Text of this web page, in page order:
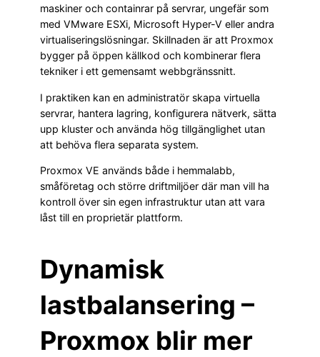
maskiner och containrar på servrar, ungefär som
med VMware ESXi, Microsoft Hyper-V eller andra
virtualiseringslösningar. Skillnaden är att Proxmox
bygger på öppen källkod och kombinerar flera
tekniker i ett gemensamt webbgränssnitt.
I praktiken kan en administratör skapa virtuella
servrar, hantera lagring, konfigurera nätverk, sätta
upp kluster och använda hög tillgänglighet utan
att behöva flera separata system.
Proxmox VE används både i hemmalabb,
småföretag och större driftmiljöer där man vill ha
kontroll över sin egen infrastruktur utan att vara
låst till en proprietär plattform.
Dynamisk
lastbalansering –
Proxmox blir mer